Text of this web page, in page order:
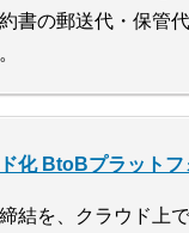
書の郵送代・保管
化 BtoBプラットフ
結を、クラウド上